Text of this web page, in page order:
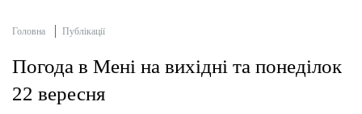
Головна Публікації
Погода в Мені на вихідні та понеділок
22 вересня